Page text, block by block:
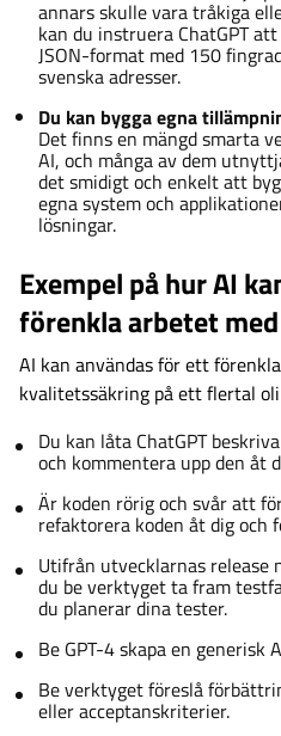
annars skulle vara tråkiga
kan du instruera ChatGPT
JSON-format med 150
svenska adresser.
Du kan bygga egna
Det finns en mängd smarta
AI, och många av dem
det smidigt och enkelt att
egna system och
lösningar.
Exempel på hur AI
förenkla arbetet
AI kan användas för ett
kvalitetssäkring på ett flertal
Du kan låta ChatGPT
och kommentera upp den åt
Är koden rörig och svår att
refaktorera koden åt dig och
Utifrån utvecklarnas
du be verktyget ta fram
du planerar dina tester.
Be GPT-4 skapa en generisk
Be verktyget föreslå
eller acceptanskriterier.